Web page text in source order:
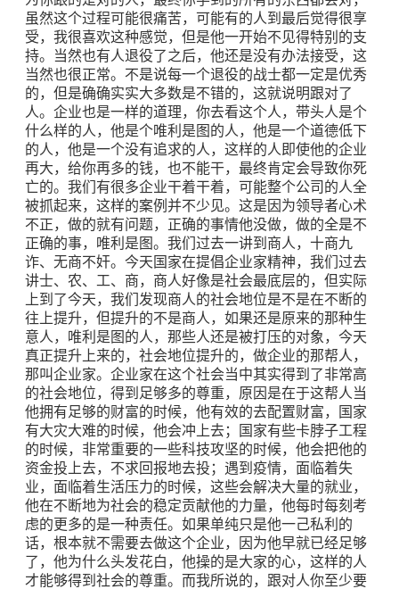
虽然这个过程可能很痛苦，可能有的人到最后觉得很享
受，我很喜欢这种感觉，但是他一开始不见得特别的支
持。当然也有人退役了之后，他还是没有办法接受，这
当然也很正常。不是说每一个退役的战士都一定是优秀
的，但是确确实实大多数是不错的，这就说明跟对了
人。企业也是一样的道理，你去看这个人，带头人是个
什么样的人，他是个唯利是图的人，他是一个道德低下
的人，他是一个没有追求的人，这样的人即使他的企业
再大，给你再多的钱，也不能干，最终肯定会导致你死
亡的。我们有很多企业干着干着，可能整个公司的人全
被抓起来，这样的案例并不少见。这是因为领导者心术
不正，做的就有问题，正确的事情他没做，做的全是不
正确的事，唯利是图。我们过去一讲到商人，十商九
诈、无商不奸。今天国家在提倡企业家精神，我们过去
讲士、农、工、商，商人好像是社会最底层的，但实际
上到了今天，我们发现商人的社会地位是不是在不断的
往上提升，但提升的不是商人，如果还是原来的那种生
意人，唯利是图的人，那些人还是被打压的对象，今天
真正提升上来的，社会地位提升的，做企业的那帮人，
那叫企业家。企业家在这个社会当中其实得到了非常高
的社会地位，得到足够多的尊重，原因是在于这帮人当
他拥有足够的财富的时候，他有效的去配置财富，国家
有大灾大难的时候，他会冲上去；国家有些卡脖子工程
的时候，非常重要的一些科技攻坚的时候，他会把他的
资金投上去，不求回报地去投；遇到疫情，面临着失
业，面临着生活压力的时候，这些会解决大量的就业，
他在不断地为社会的稳定贡献他的力量，他每时每刻考
虑的更多的是一种责任。如果单纯只是他一己私利的
话，根本就不需要去做这个企业，因为他早就已经足够
了，他为什么头发花白，他操的是大家的心，这样的人
才能够得到社会的尊重。而我所说的，跟对人你至少要